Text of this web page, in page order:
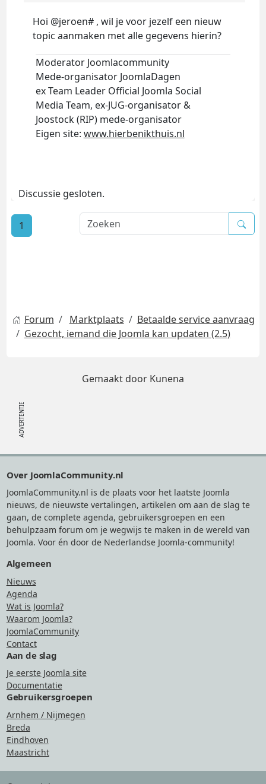
Hoi @jeroen# , wil je voor jezelf een nieuw
topic aanmaken met alle gegevens hierin?
Moderator Joomlacommunity
Mede-organisator JoomlaDagen
ex Team Leader Official Joomla Social
Media Team, ex-JUG-organisator &
Joostock (RIP) mede-organisator
Eigen site: www.hierbenikthuis.nl
Discussie gesloten.
1
Forum Marktplaats
Betaalde service aanvraag
Gezocht, iemand die Joomla kan updaten (2.5)
Gemaakt door Kunena
Over JoomlaCommunity.nl
JoomlaCommunity.nl is de plaats voor het laatste Joomla
nieuws, de nieuwste vertalingen, artikelen om aan de slag te
gaan, de complete agenda, gebruikersgroepen en een
behulpzaam forum om je wegwijs te maken in de wereld van
Joomla. Voor én door de Nederlandse Joomla-community!
Algemeen
Nieuws
Agenda
Wat is Joomla?
Waarom Joomla?
JoomlaCommunity
Contact
Aan de slag
Je eerste Joomla site
Documentatie
Gebruikersgroepen
Arnhem / Nijmegen
Breda
Eindhoven
Maastricht